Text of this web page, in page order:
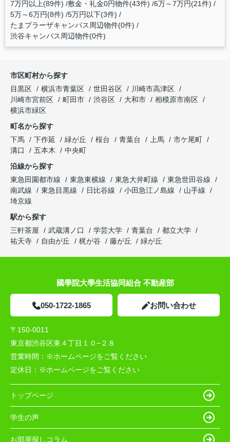
7万円以上(89件) 敷金・礼金0円物件(43件) 6万～7万円(21件)
5万～6万円(8件) 5万円以下(3件)
たまプラーザキャンパス周辺物件(0件)
渋谷キャンパス周辺物件(0件)
市区町村から探す
目黒区
横浜市青葉区 世田谷区
川崎市高津区
川崎市宮前区
町田市 渋谷区 大和市
相模原市南区
横浜市緑区
町名から探す
下馬
下作延 緑が丘 桜台 青葉台 上馬
市ケ尾町
溝口
五本木
中央町
沿線から探す
東急田園都市線
東急東横線 東急大井町線
東急世田谷線
南武線
東急目黒線 日比谷線 小田急江ノ島線
山手線
埼京線
駅から探す
三軒茶屋
武蔵溝ノ口 学芸大学 青葉台
都立大学
祐天寺
自由が丘 梶が谷 藤が丘 緑が丘
國學院大學生活協同組合 不動産部
050-1722-1865 お問い合わせ
〒150-0011
東京都渋谷区東４丁目１０−２８
営業時間： ※ホームページをご覧ください
定休日： ※ホームページをご覧ください
トップページ
学生の声
お部屋探しコラム